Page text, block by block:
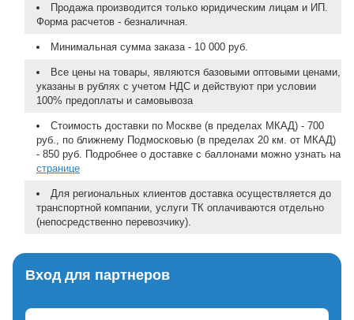
Продажа производится только юридическим лицам и ИП.
Форма расчетов - безналичная.
Минимальная сумма заказа - 10 000 руб.
Все цены на товары, являются базовыми оптовыми ценами,
указаны в рублях с учетом НДС и действуют при условии
100% предоплаты и самовывоза
Стоимость доставки по Москве (в пределах МКАД) - 700
руб., по ближнему Подмосковью (в пределах 20 км. от МКАД)
- 850 руб. Подробнее о доставке с баллонами можно узнать на
странице
Для региональных клиентов доставка осуществляется до
транспортной компании, услуги ТК оплачиваются отдельно
(непосредственно перевозчику).
Вход для партнеров